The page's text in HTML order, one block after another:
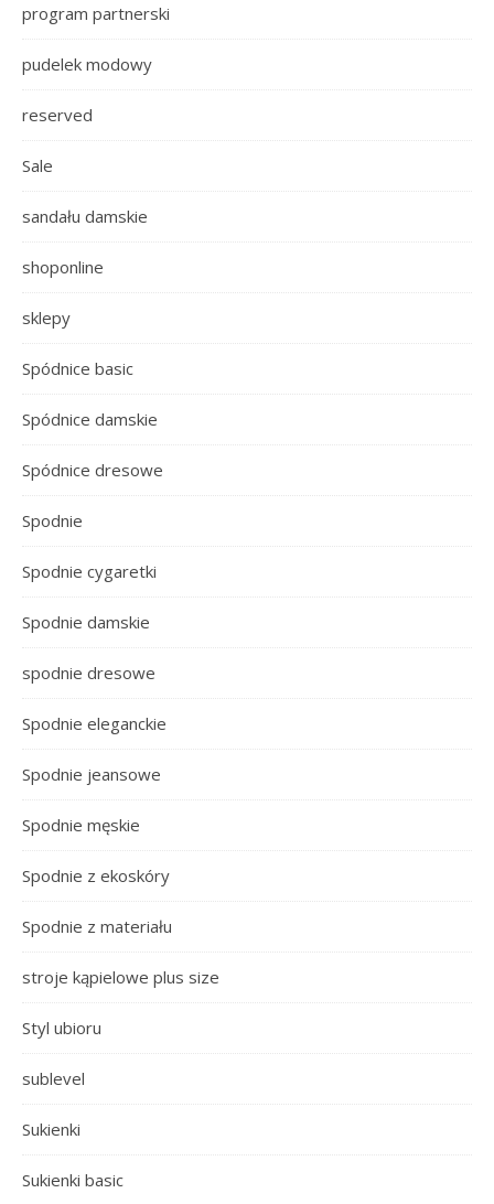
program partnerski
pudelek modowy
reserved
Sale
sandału damskie
shoponline
sklepy
Spódnice basic
Spódnice damskie
Spódnice dresowe
Spodnie
Spodnie cygaretki
Spodnie damskie
spodnie dresowe
Spodnie eleganckie
Spodnie jeansowe
Spodnie męskie
Spodnie z ekoskóry
Spodnie z materiału
stroje kąpielowe plus size
Styl ubioru
sublevel
Sukienki
Sukienki basic